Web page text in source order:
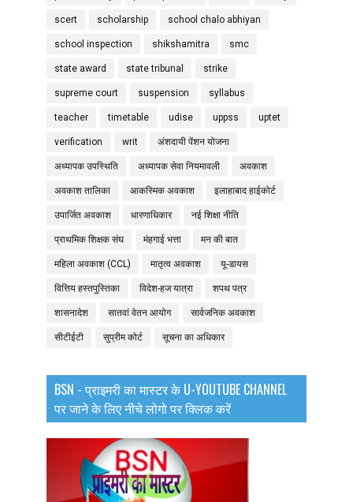
scert scholarship school chalo abhiyan
school inspection shikshamitra smc
state award state tribunal strike
supreme court suspension syllabus
teacher timetable udise uppss uptet
verification writ अंशदायी पेंशन योजना
अध्यापक उपस्थिति अध्यापक सेवा नियमावली अवकाश
अवकाश तालिका आकस्मिक अवकाश इलाहाबाद हाईकोर्ट
उपार्जित अवकाश धारणाधिकार नई शिक्षा नीति
प्राथमिक शिक्षक संघ मंहगाई भत्ता मन की बात
महिला अवकाश (CCL) मातृत्व अवकाश यू-डायस
वित्तिय हस्तपुस्तिका विदेश-हज यात्रा शपथ पत्र
शासनादेश सातवां वेतन आयोग सार्वजनिक अवकाश
सीटीईटी सुप्रीम कोर्ट सूचना का अधिकार
BSN - प्राइमरी का मास्टर के U-YOUTUBE CHANNEL
पर जाने के लिए नीचे लोगो पर क्लिक करें